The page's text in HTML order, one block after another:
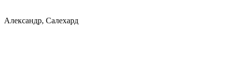
Александр, Салехард